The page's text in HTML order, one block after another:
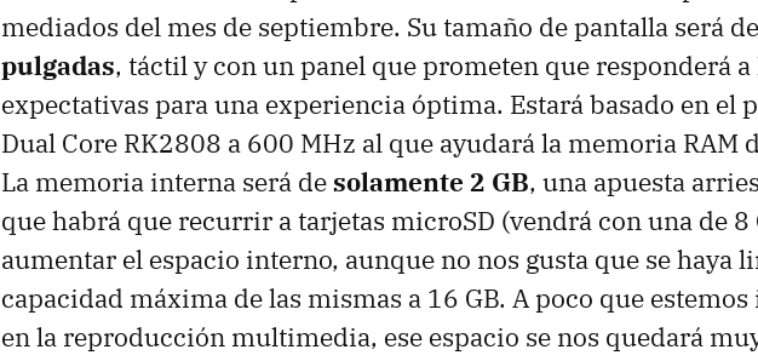
mediados del mes de septiembre. Su tamaño de pantalla será de
pulgadas, táctil y con un panel que prometen que responderá a
expectativas para una experiencia óptima. Estará basado en el
Dual Core RK2808 a 600 MHz al que ayudará la memoria RAM
La memoria interna será desolamente 2 GB, una apuesta
que habrá que recurrir a tarjetas microSD (vendrá con una de 8
aumentar el espacio interno, aunque no nos gusta que se haya
capacidad máxima de las mismas a 16 GB. A poco que
en la reproducción multimedia, ese espacio se nos quedará